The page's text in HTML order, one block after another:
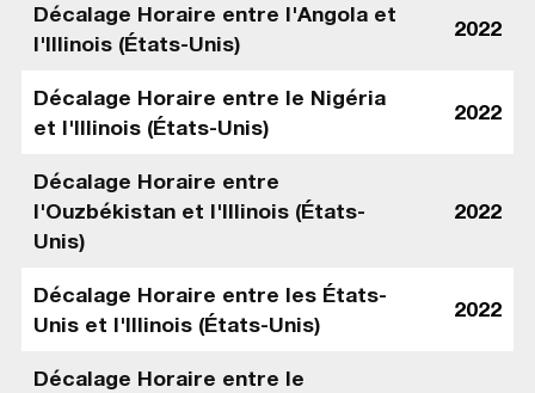
Décalage Horaire entre l'Angola et
l'Illinois (États-Unis)
2022
Décalage Horaire entre le Nigéria
et l'Illinois (États-Unis)
2022
Décalage Horaire entre
l'Ouzbékistan et l'Illinois (États-
Unis)
2022
Décalage Horaire entre les États-
Unis et l'Illinois (États-Unis)
2022
Décalage Horaire entre le